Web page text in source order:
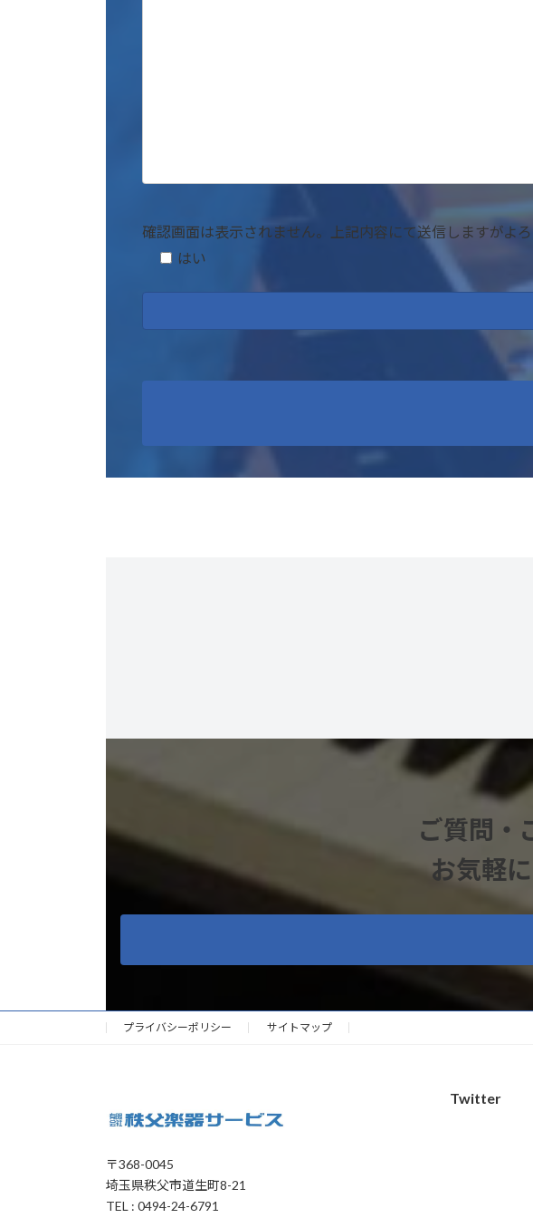
確認画面は表示されません。上記内容にて送信しますがよ
はい
ご質問・
お気軽
プライバシーポリシー サイトマップ
〒368-0045
埼玉県秩父市道生町8-21
TEL : 0494-24-6791
Twitter